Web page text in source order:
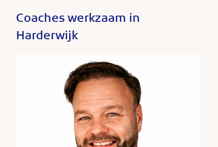
Coaches werkzaam in
Harderwijk